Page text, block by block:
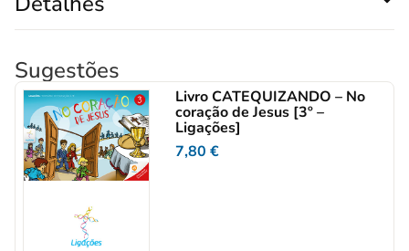
Sugestões
Livro CATEQUIZANDO – No
coração de Jesus [3º –
Ligações]
7,80€